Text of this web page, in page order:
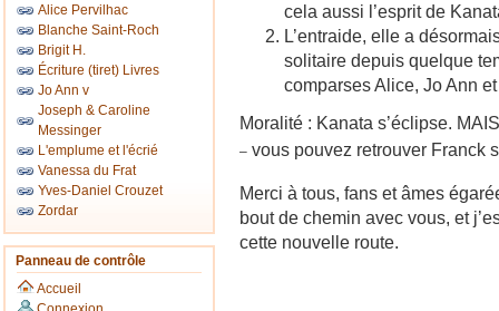
Alice Pervilhac
Blanche Saint-Roch
Brigit H.
Écriture (tiret) Livres
Jo Ann v
Joseph & Caroline
Messinger
L'emplume et l'écrié
Vanessa du Frat
Yves-Daniel Crouzet
Zordar
Panneau de contrôle
Accueil
cela aussi l’esprit de
L’entraide, elle a
solitaire depuis quelque
comparses Alice, Jo Ann
Moralité : Kanata s’éclipse.
– vous pouvez retrouver Franck
Merci à tous, fans et âmes
bout de chemin avec vous, et
cette nouvelle route.